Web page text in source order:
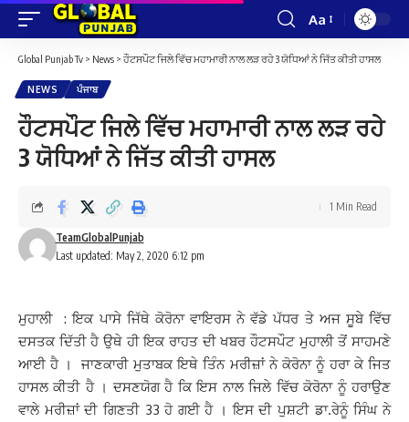
Font
Resizer
Aa
Global Punjab Tv > News > ਹੌਟਸਪੌਟ ਜਿਲੇ ਵਿੱਚ ਮਹਾਮਾਰੀ ਨਾਲ ਲੜ ਰਹੇ 3 ਯੋਧਿਆਂ ਨੇ ਜਿੱਤ ਕੀਤੀ ਹਾਸਲ
NEWS ਪੰਜਾਬ
ਹੌਟਸਪੌਟ ਜਿਲੇ ਵਿੱਚ ਮਹਾਮਾਰੀ ਨਾਲ ਲੜ ਰਹੇ
3 ਯੋਧਿਆਂ ਨੇ ਜਿੱਤ ਕੀਤੀ ਹਾਸਲ
Last updated: May 2, 2020 6:12 pm
TeamGlobalPunjab
1 Min Read
ਮੁਹਾਲੀ : ਇਕ ਪਾਸੇ ਜਿੱਥੇ ਕੋਰੋਨਾ ਵਾਇਰਸ ਨੇ ਵੱਡੇ ਪੱਧਰ ਤੇ ਅਜ ਸੂਬੇ ਵਿੱਚ
ਦਸਤਕ ਦਿੱਤੀ ਹੈ ਉਥੇ ਹੀ ਇਕ ਰਾਹਤ ਦੀ ਖਬਰ ਹੌਟਸਪੌਟ ਮੁਹਾਲੀ ਤੋਂ ਸਾਹਮਣੇ
ਆਈ ਹੈ । ਜਾਣਕਾਰੀ ਮੁਤਾਬਕ ਇਥੇ ਤਿੰਨ ਮਰੀਜ਼ਾਂ ਨੇ ਕੋਰੋਨਾ ਨੂੰ ਹਰਾ ਕੇ ਜਿਤ
ਹਾਸਲ ਕੀਤੀ ਹੈ । ਦਸਣਯੋਗ ਹੈ ਕਿ ਇਸ ਨਾਲ ਜਿਲੇ ਵਿੱਚ ਕੋਰੋਨਾ ਨੂੰ ਹਰਾਉਣ
ਵਾਲੇ ਮਰੀਜ਼ਾਂ ਦੀ ਗਿਣਤੀ 33 ਹੋ ਗਈ ਹੈ । ਇਸ ਦੀ ਪੁਸ਼ਟੀ ਡਾ.ਰੇਨੂੰ ਸਿੰਘ ਨੇ